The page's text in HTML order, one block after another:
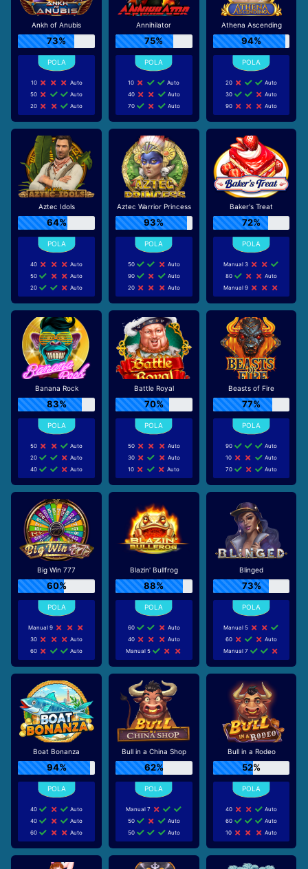
Ankh of Anubis
73%
10
Auto
50
Auto
20
Auto
Annihilator
75%
10
Auto
40
Auto
70
Auto
Athena Ascending
94%
20
Auto
30
Auto
90
Auto
Aztec Idols
64%
40
Auto
50
Auto
20
Auto
Aztec Warrior Princess
93%
50
Auto
90
Auto
20
Auto
Baker's Treat
72%
Manual 3
80
Auto
Manual 9
Banana Rock
83%
50
Auto
20
Auto
40
Auto
Battle Royal
70%
50
Auto
30
Auto
10
Auto
Beasts of Fire
77%
90
Auto
10
Auto
70
Auto
Big Win 777
60%
Manual 9
30
Auto
60
Auto
Blazin' Bullfrog
88%
60
Auto
40
Auto
Manual 5
Blinged
73%
Manual 5
60
Auto
Manual 7
Boat Bonanza
94%
40
Auto
40
Auto
60
Auto
Bull in a China Shop
62%
Manual 7
50
Auto
50
Auto
Bull in a Rodeo
52%
40
Auto
60
Auto
10
Auto